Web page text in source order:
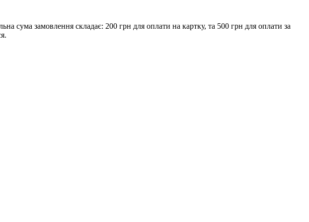
сума замовлення складає: 200 грн для оплати на картку, та 500 грн для оплати за